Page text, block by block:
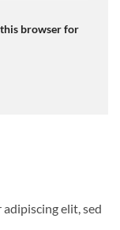
this browser for
elit, sed